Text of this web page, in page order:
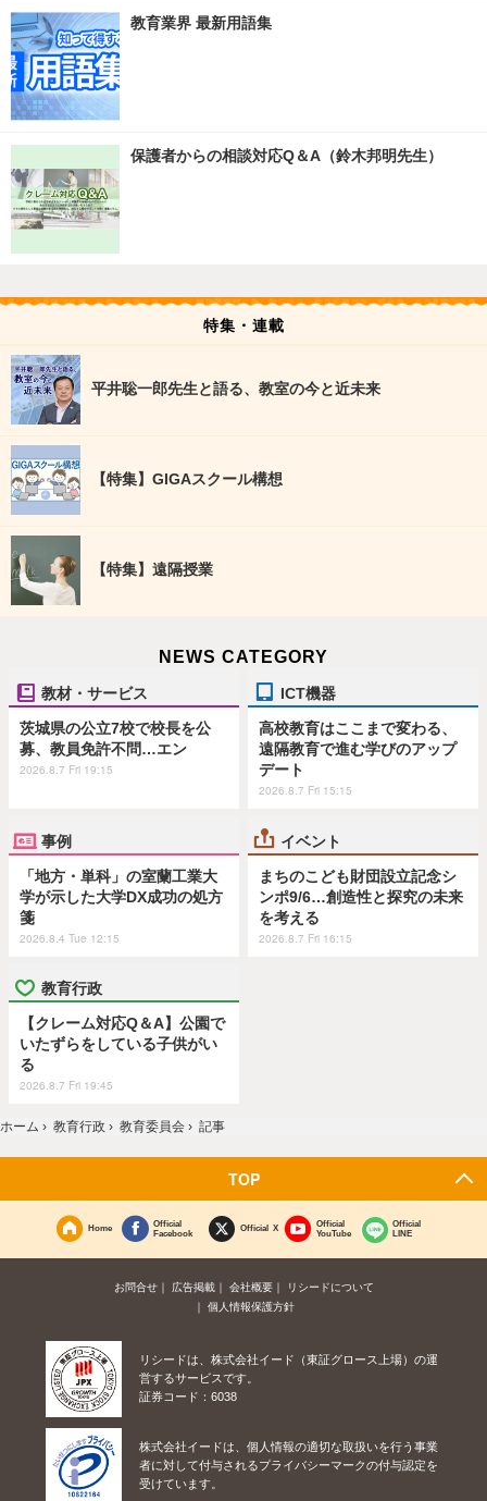
教育業界 最新用語集
保護者からの相談対応Q＆A（鈴木邦明先生）
特集・連載
平井聡一郎先生と語る、教室の今と近未来
【特集】GIGAスクール構想
【特集】遠隔授業
NEWS CATEGORY
教材・サービス
茨城県の公立7校で校長を公
募、教員免許不問…エン
2026.8.7 Fri 19:15
ICT機器
高校教育はここまで変わる、
遠隔教育で進む学びのアップ
デート
2026.8.7 Fri 15:15
事例
「地方・単科」の室蘭工業大
学が示した大学DX成功の処方
箋
2026.8.4 Tue 12:15
イベント
まちのこども財団設立記念シ
ンポ9/6…創造性と探究の未来
を考える
2026.8.7 Fri 16:15
教育行政
【クレーム対応Q＆A】公園で
いたずらをしている子供がい
る
2026.8.7 Fri 19:45
ホーム › 教育行政 › 教育委員会 › 記事
TOP
Home
Official
Facebook
Official X
Official
YouTube
Official
LINE
お問合せ 広告掲載 会社概要
リシードについて
個人情報保護方針
リシードは、株式会社イード（東証グロース上場）の運
営するサービスです。
証券コード：6038
株式会社イードは、個人情報の適切な取扱いを行う事業
者に対して付与されるプライバシーマークの付与認定を
受けています。